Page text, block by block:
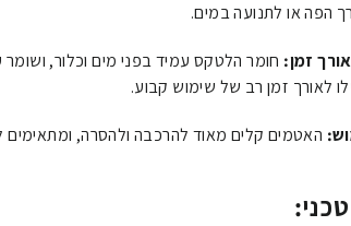
הפה או לתנועה במים.
זמן: חומר הלטקס עמיד בפני מים וכלור, ושומר
לאורך זמן רב של שימוש קבוע.
האטמים קלים מאוד להרכבה ולהסרה, ומתאימים